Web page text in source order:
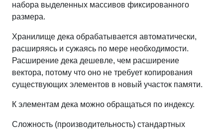
набора выделенных массивов фиксированного
размера.
Хранилище дека обрабатывается автоматически,
расширяясь и сужаясь по мере необходимости.
Расширение дека дешевле, чем расширение
вектора, потому что оно не требует копирования
существующих элементов в новый участок памяти.
К элементам дека можно обращаться по индексу.
Сложность (производительность) стандартных